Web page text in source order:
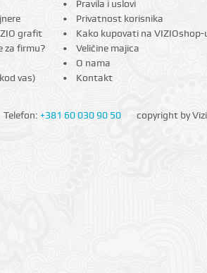
grafit
za firmu?
vas)
Pravila i uslovi
Privatnost korisnika
Kako kupovati na VIZIOshop-
Veličine majica
O nama
Kontakt
Telefon: +381 60 030 90 50 copyright by